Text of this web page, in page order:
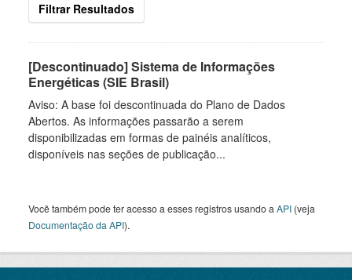
Filtrar Resultados
[Descontinuado] Sistema de Informações
Energéticas (SIE Brasil)
Aviso: A base foi descontinuada do Plano de Dados
Abertos. As informações passarão a serem
disponibilizadas em formas de painéis analíticos,
disponíveis nas seções de publicação...
Você também pode ter acesso a esses registros usando a API (veja
Documentação da API).